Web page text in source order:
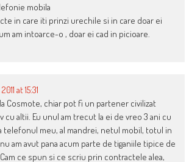
mobila
in care iti prinzi urechile si in care doar ei
am intoarce-o , doar ei cad in picioare.
at 15:31
Cosmote, chiar pot fi un partener civilizat
cu altii. Eu unul am trecut la ei de vreo 3 ani cu
telefonul meu, al mandrei, netul mobil, totul in
am avut pana acum parte de tiganiile tipice de
ce spun si ce scriu prin contractele alea,